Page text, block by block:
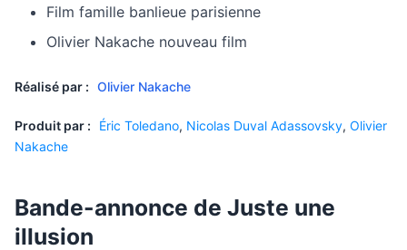
Film famille banlieue parisienne
Olivier Nakache nouveau film
Réalisé par : Olivier Nakache
Produit par : Éric Toledano, Nicolas Duval Adassovsky, Olivier
Nakache
Bande-annonce de Juste une
illusion